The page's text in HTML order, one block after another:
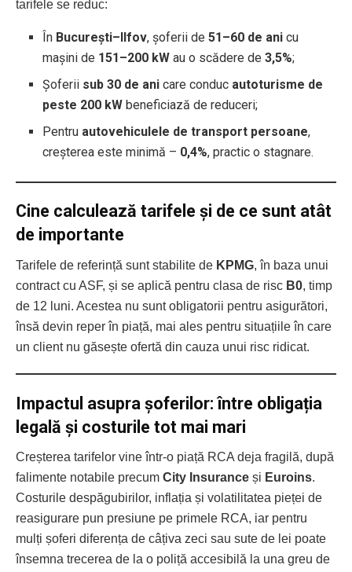
tarifele se reduc:
În București–Ilfov, șoferii de51–60 de ani cu
mașini de 151–200 kW au o scădere de3,5%;
Șoferii sub 30 de ani care conduc autoturisme de
peste 200 kW beneficiază de reduceri;
Pentru autovehiculele de transport persoane,
creșterea este minimă – 0,4%, practic o stagnare.
Cine calculează tarifele și de ce sunt atât
de importante
Tarifele de referință sunt stabilite de KPMG, în baza unui
contract cu ASF, și se aplică pentru clasa de risc B0, timp
de 12 luni. Acestea nu sunt obligatorii pentru asigurători,
însă devin reper în piață, mai ales pentru situațiile în care
un client nu găsește ofertă din cauza unui risc ridicat.
Impactul asupra șoferilor: între obligația
legală și costurile tot mai mari
Creșterea tarifelor vine într-o piață RCA deja fragilă, după
falimente notabile precum City Insurance și Euroins.
Costurile despăgubirilor, inflația și volatilitatea pieței de
reasigurare pun presiune pe primele RCA, iar pentru
mulți șoferi diferența de câțiva zeci sau sute de lei poate
însemna trecerea de la o poliță accesibilă la una greu de